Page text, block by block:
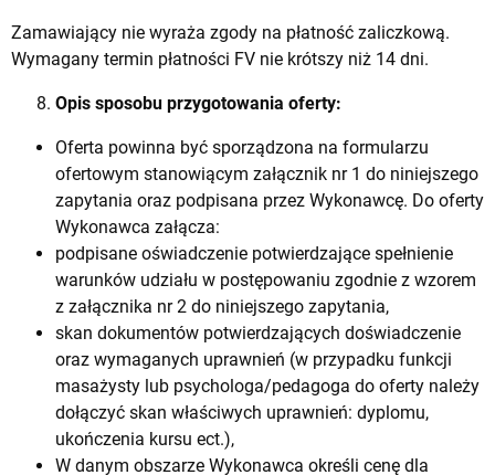
Zamawiający nie wyraża zgody na płatność zaliczkową.
Wymagany termin płatności FV nie krótszy niż 14 dni.
Opis sposobu przygotowania oferty:
Oferta powinna być sporządzona na formularzu
ofertowym stanowiącym załącznik nr 1 do niniejszego
zapytania oraz podpisana przez Wykonawcę. Do oferty
Wykonawca załącza:
podpisane oświadczenie potwierdzające spełnienie
warunków udziału w postępowaniu zgodnie z wzorem
z załącznika nr 2 do niniejszego zapytania,
skan dokumentów potwierdzających doświadczenie
oraz wymaganych uprawnień (w przypadku funkcji
masażysty lub psychologa/pedagoga do oferty należy
dołączyć skan właściwych uprawnień: dyplomu,
ukończenia kursu ect.),
W danym obszarze Wykonawca określi cenę dla